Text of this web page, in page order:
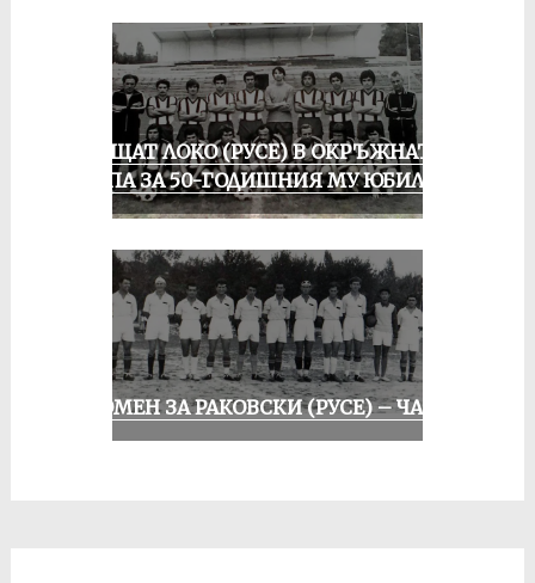
ПРАЩАТ ЛОКО (РУСЕ) В ОКРЪЖНАТА
ГРУПА ЗА 50-ГОДИШНИЯ МУ ЮБИЛЕЙ
СПОМЕН ЗА РАКОВСКИ (РУСЕ) – ЧАСТ I